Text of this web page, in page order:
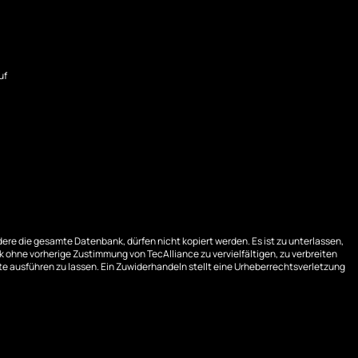
die gesamte Datenbank, dürfen nicht kopiert werden. Es ist zu unterlassen,
ohne vorherige Zustimmung von TecAlliance zu vervielfältigen, zu verbreiten
ausführen zu lassen. Ein Zuwiderhandeln stellt eine Urheberrechtsverletzung